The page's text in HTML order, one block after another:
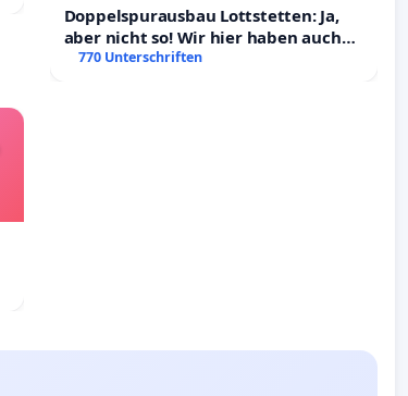
Doppelspurausbau Lottstetten: Ja,
aber nicht so! Wir hier haben auch
Rechte!
770 Unterschriften